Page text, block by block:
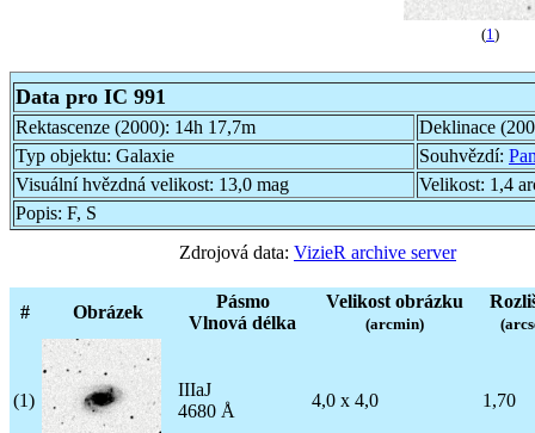
(1 )
Data pro IC 991
Rektascenze (2000): 14h 17,7m
Deklinace
Typ objektu: Galaxie Souhvězdí:
Visuální hvězdná velikost: 13,0 mag Velikost: 1,4
Popis: F, S
Zdrojová data: VizieR archive server
# Obrázek
Pásmo
Vlnová délka
Velikost obrázku
(arcmin)
(1)
IIIaJ
4680 Å
4,0 x 4,0 1,70